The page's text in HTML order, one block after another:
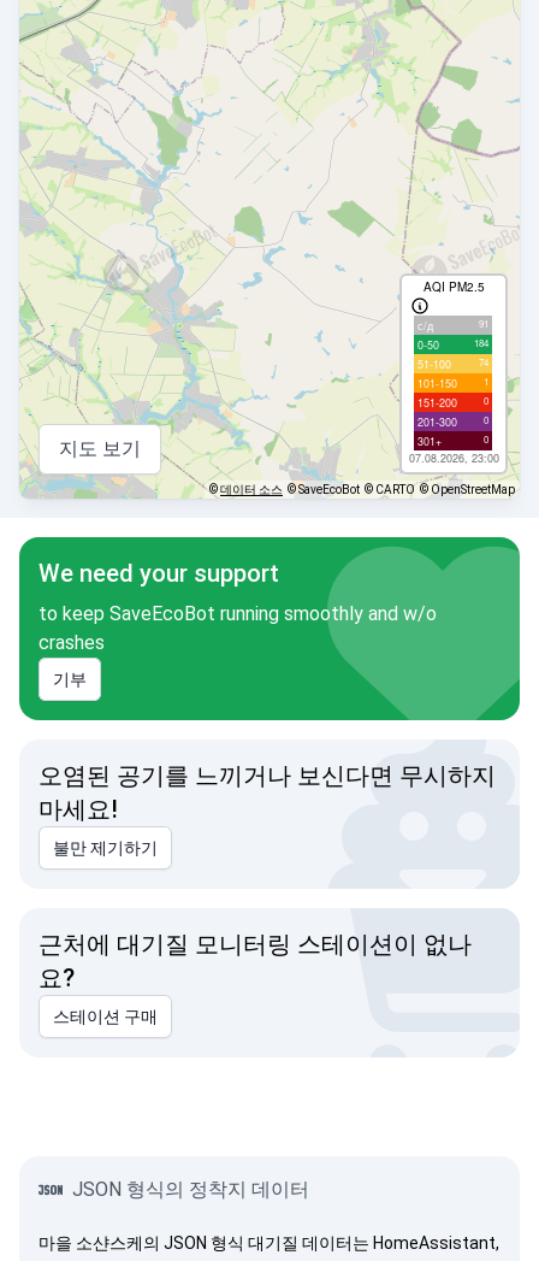
AQI PM2.5
с/д 91
0-50 184
51-100 74
101-150 1
151-200 0
201-300 0
301+ 0
07.08.2026, 23:00
지도 보기
©데이터 소스 © SaveEcoBot © CARTO © OpenStreetMap
We need your support
to keep SaveEcoBot running smoothly and w/o
crashes
기부
오염된 공기를 느끼거나 보신다면 무시하지
마세요!
불만 제기하기
근처에 대기질 모니터링 스테이션이 없나
요?
스테이션 구매
JSON 형식의 정착지 데이터
마을 소샨스케의 JSON 형식 대기질 데이터는 HomeAssistant,